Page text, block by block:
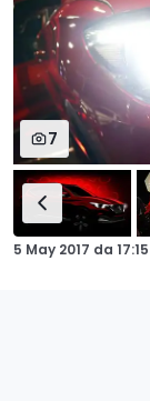
7
5 May 2017 da 17:15